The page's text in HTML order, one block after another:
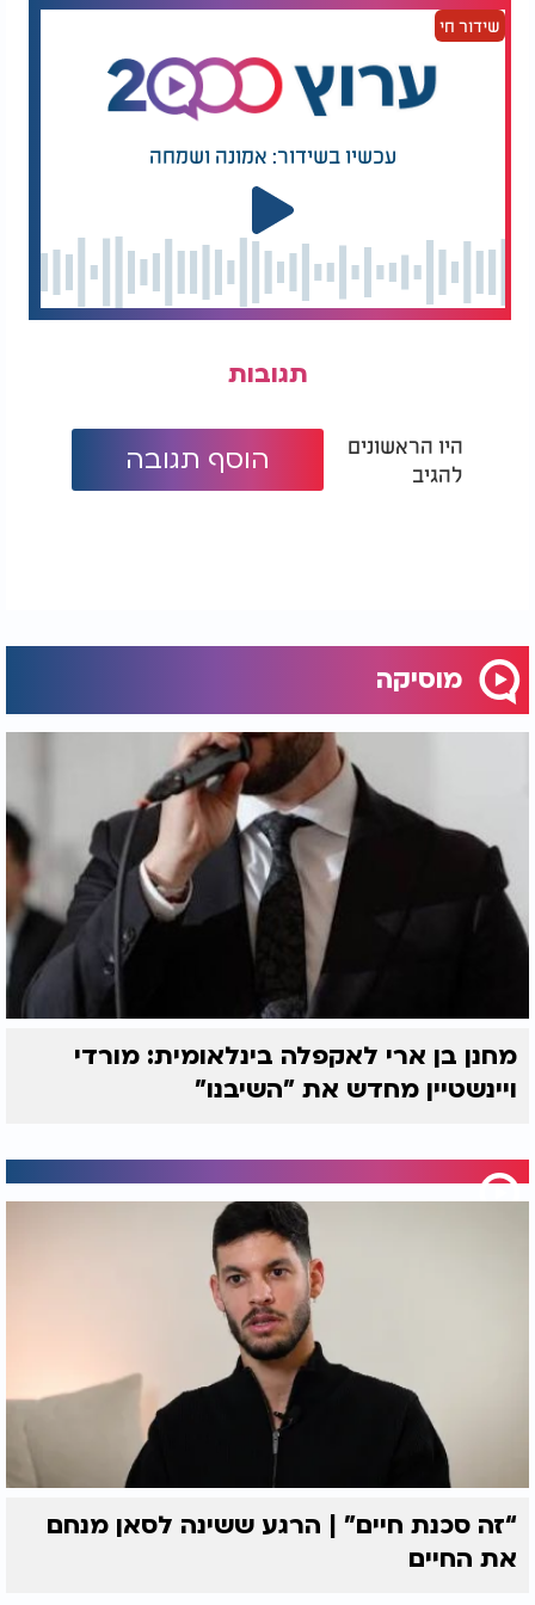
שידור חי
עכשיו בשידור: אמונה ושמחה
תגובות
היו הראשונים
להגיב
הוסף תגובה
מוסיקה
מחנן בן ארי לאקפלה בינלאומית: מורדי
ויינשטיין מחדש את "השיבנו"
“זה סכנת חיים” | הרגע ששינה לסאן מנחם
את החיים